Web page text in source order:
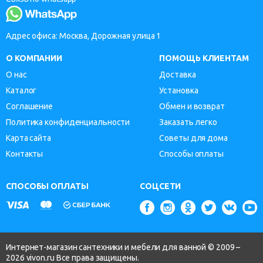
Адрес офиса: Москва, Дорожная улица 1
О КОМПАНИИ
О нас
Каталог
Соглашение
Политика конфиденциальности
Карта сайта
Контакты
ПОМОЩЬ КЛИЕНТАМ
Доставка
Установка
Обмен и возврат
Заказать легко
Советы для дома
Способы оплаты
СПОСОБЫ ОПЛАТЫ СОЦСЕТИ
Интернет-магазин сантехники и мебели для ванной © 2009 –
2026 vivon.ru Все права защищены.